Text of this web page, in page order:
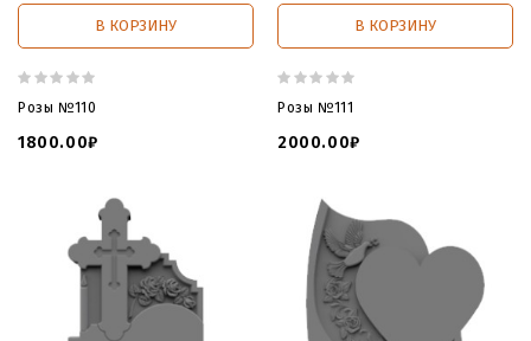
В КОРЗИНУ
Розы №110
1800.00₽
В КОРЗИНУ
Розы №111
2000.00₽